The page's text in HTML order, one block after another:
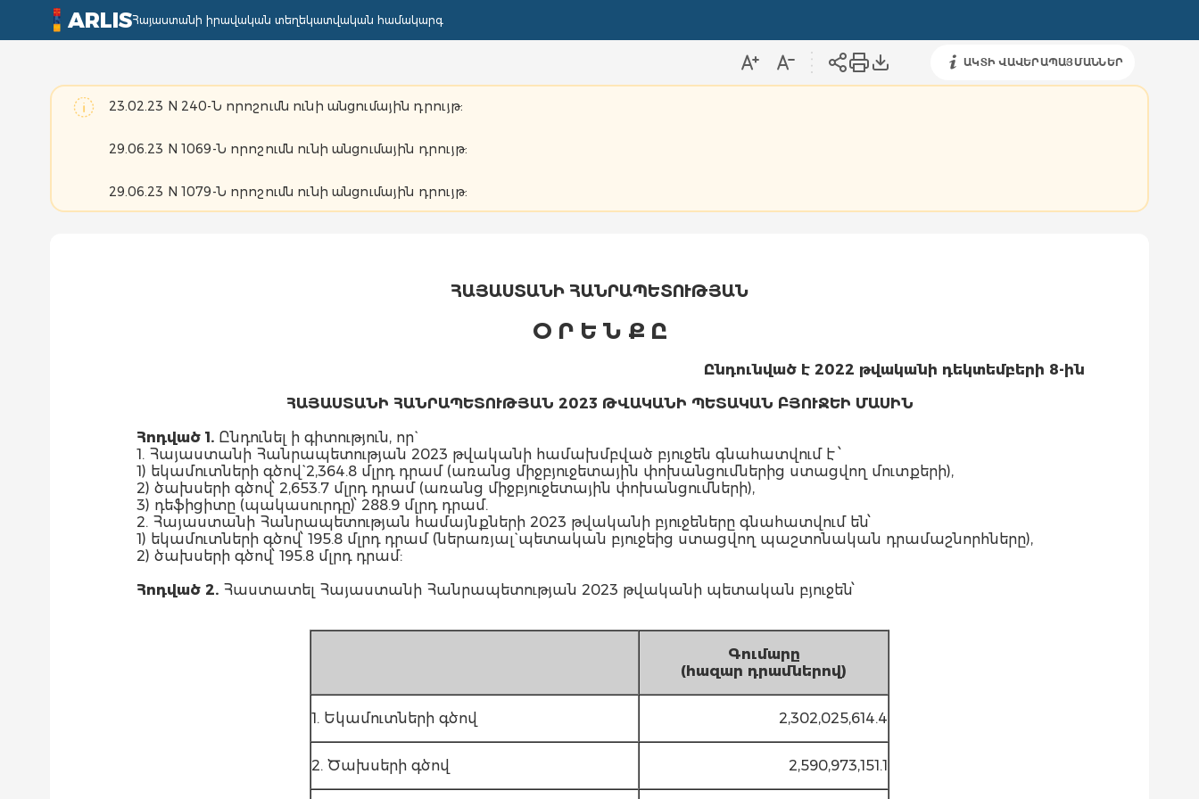
ARLISՀայաստանի իրավական տեղեկատվական համակարգ
ԱԿՏԻ ՎԱՎԵՐԱՊԱՅՄԱՆՆԵՐ
23.02.23 N 240-Ն որոշումն ունի անցումային դրույթ:
29.06.23 N 1069-Ն որոշումն ունի անցումային դրույթ:
29.06.23 N 1079-Ն որոշումն ունի անցումային դրույթ:
ՀԱՅԱՍՏԱՆԻ ՀԱՆՐԱՊԵՏՈՒԹՅԱՆ
Օ Ր Ե Ն Ք Ը
Ընդունված է 2022 թվականի դեկտեմբերի 8-ին
ՀԱՅԱՍՏԱՆԻ ՀԱՆՐԱՊԵՏՈՒԹՅԱՆ 2023 ԹՎԱԿԱՆԻ ՊԵՏԱԿԱՆ ԲՅՈՒՋԵԻ ՄԱՍԻՆ
Հոդված 1. Ընդունել ի գիտություն, որ`
1. Հայաստանի Հանրապետության 2023 թվականի համախմբված բյուջեն գնահատվում է ՝
1) եկամուտների գծով` 2,364.8 մլրդ դրամ (առանց միջբյուջետային փոխանցումներից ստացվող մուտքերի),
2) ծախսերի գծով՝ 2,653.7 մլրդ դրամ (առանց միջբյուջետային փոխանցումների),
3) դեֆիցիտը (պակասուրդը)՝ 288.9 մլրդ դրամ.
2. Հայաստանի Հանրապետության համայնքների 2023 թվականի բյուջեները գնահատվում են՝
1) եկամուտների գծով՝ 195.8 մլրդ դրամ (ներառյալ` պետական բյուջեից ստացվող պաշտոնական դրամաշնորհները),
2) ծախսերի գծով՝ 195.8 մլրդ դրամ:
Հոդված 2. Հաստատել Հայաստանի Հանրապետության 2023 թվականի պետական բյուջեն՝
Գումարը
(հազար դրամներով)
1. Եկամուտների գծով 2,302,025,614.4
2. Ծախսերի գծով 2,590,973,151.1